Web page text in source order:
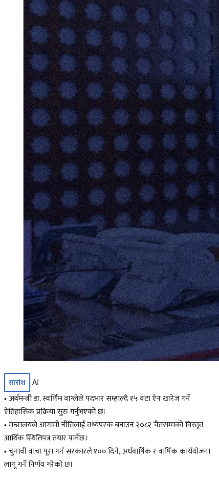
सारांश
AI
• अर्थमन्त्री डा. स्वर्णिम वाग्लेले पदभार सम्हाल्दै १५ वटा ऐन खारेज गर्ने
ऐतिहासिक प्रक्रिया सुरु गर्नुभएको छ।
• मन्त्रालयले आगामी नीतिलाई तथ्यपरक बनाउन २०८२ चैतसम्मको विस्तृत
आर्थिक स्थितिपत्र तयार पार्नेछ।
• चुनावी वाचा पूरा गर्न सरकारले १०० दिने, अर्धवार्षिक र वार्षिक कार्ययोजना
लागू गर्ने निर्णय गरेको छ।